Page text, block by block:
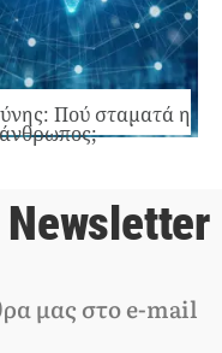
Πού σταματά η
Newsletter
μας στο e-mail